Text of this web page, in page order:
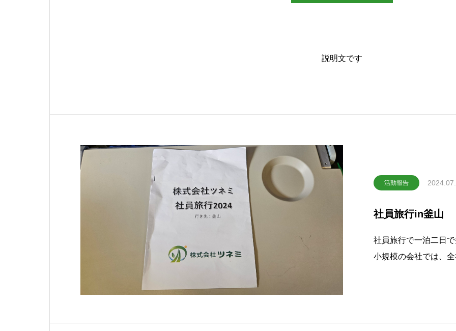
説明文です
活動報告
社員旅行in釜山
社員旅行で一泊二日
小規模の会社では、